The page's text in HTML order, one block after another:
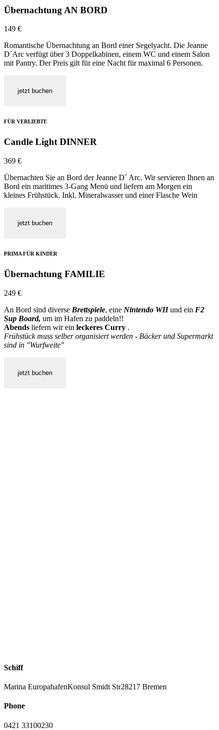
Übernachtung AN BORD
149 €
Romantische Übernachtung an Bord einer Segelyacht. Die Jeanne
D´Arc verfügt über 3 Doppelkabinen, einem WC und einem Salon
mit Pantry. Der Preis gilt für eine Nacht für maximal 6 Personen.
jetzt buchen
FÜR VERLIEBTE
Candle Light DINNER
369 €
Übernachten Sie an Bord der Jeanne D´ Arc. Wir servieren Ihnen an
Bord ein maritimes 3-Gang Menü und liefern am Morgen ein
kleines Frühstück. Inkl. Mineralwasser und einer Flasche Wein
jetzt buchen
PRIMA FÜR KINDER
Übernachtung FAMILIE
249 €
An Bord sind diverse Brettspiele, eine Nintendo WIIund ein F2
Sup Board, um im Hafen zu paddeln!!
Abends liefern wir ein leckeres Curry .
Frühstück muss selber organisiert werden - Bäcker und Supermarkt
sind in "Wurfweite"
jetzt buchen
Schiff
Marina EuropahafenKonsul Smidt Str28217 Bremen
Phone
0421 33100230